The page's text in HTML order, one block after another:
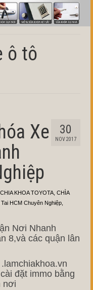
ô tô
30
NOV 2017
Xe
CHIA KHOA TOYOTA CHÌA
HCM Chuyên Nghiệp
Nơi Nhanh
8,và các quận lân
đặt immo bằng
nơi